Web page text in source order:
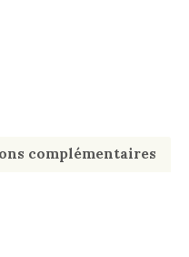
complémentaires